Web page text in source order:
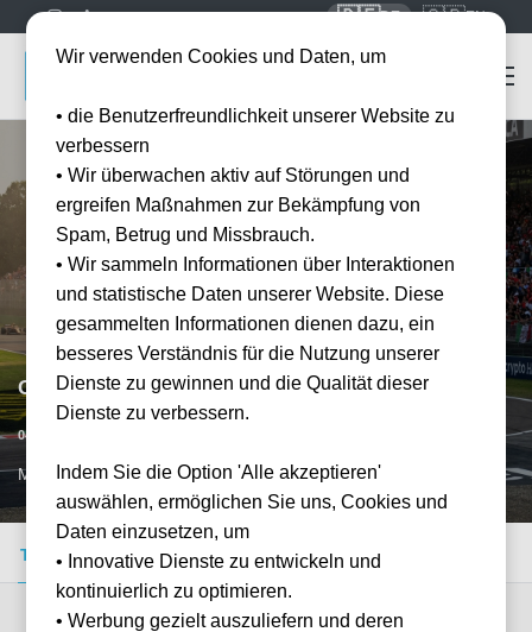
🇩🇪DE 🇬🇧EN
Grand Prix Monza 2026 - F1 Experiences 2026
04.09.2026
MON, IT
Tickets kaufen Event-Info FAQ
Wir verwenden Cookies und Daten, um
• die Benutzerfreundlichkeit unserer Website zu
verbessern
• Wir überwachen aktiv auf Störungen und
ergreifen Maßnahmen zur Bekämpfung von
Spam, Betrug und Missbrauch.
• Wir sammeln Informationen über Interaktionen
und statistische Daten unserer Website. Diese
gesammelten Informationen dienen dazu, ein
besseres Verständnis für die Nutzung unserer
Dienste zu gewinnen und die Qualität dieser
Dienste zu verbessern.
Indem Sie die Option 'Alle akzeptieren'
auswählen, ermöglichen Sie uns, Cookies und
Daten einzusetzen, um
• Innovative Dienste zu entwickeln und
kontinuierlich zu optimieren.
• Werbung gezielt auszuliefern und deren